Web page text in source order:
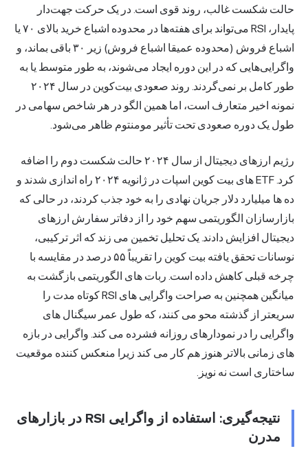
حالت شکست غالب، روند قوی است. در یک حرکت جهت‌دار
پایدار، RSI می‌تواند برای هفته‌ها در محدوده اشباع خرید بالای ۷۰ یا
اشباع فروش (محدوده عمیقا اشباع فروش) زیر ۳۰ باقی بماند، و
واگرایی‌هایی که در این دوره ایجاد می‌شوند، به طور متوسط یا به
طور کامل بر نمی‌گردند. روند صعودی بیت‌کوین در سال ۲۰۲۴
نمونه اخیر متعارف است، اما همین الگو در هر شاخص سهامی در
طول یک دوره صعودی تحت تأثیر مومنتوم ظاهر می‌شود.
رژیم ارزهای دیجیتال از سال ۲۰۲۴ حالت شکست دوم را اضافه
کرد. ETF های بیت کوین اسپات در ژانویه ۲۰۲۴ راه اندازی شدند و
ده ها میلیارد دلار جریان نهادی را به خود جذب کردند، در حالی که
بازارسازان الگوریتمی سهم خود را از دفاتر سفارش ارزهای
دیجیتال افزایش دادند. یک تحلیل تخمین می زند که اثر ترکیبی،
نوسانات تحقق یافته بیت کوین را تقریباً ۵۵ درصد در مقایسه با
چرخه قبلی کاهش داده است. ربات های الگوریتمی بازگشت به
میانگین همچنین به صراحت واگرایی های RSI کوتاه مدت را
سریعتر از گذشته محو می کنند، که طول عمر سیگنال های
واگرایی را در نمودارهای روزانه فشرده می کند. واگرایی در بازه
های زمانی بالاتر هنوز هم کار می کند زیرا منعکس کننده موقعیت
ساختاری است نه نویز.
نتیجه‌گیری: استفاده از واگرایی RSI در بازارهای
مدرن